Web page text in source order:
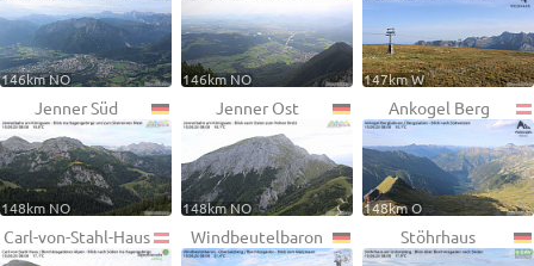
146km NO 146km NO 147km W
Jenner Süd
148km NO
Jenner Ost
148km NO
Ankogel Berg
148km O
Carl-von-Stahl-Haus Windbeutelbaron Stöhrhaus